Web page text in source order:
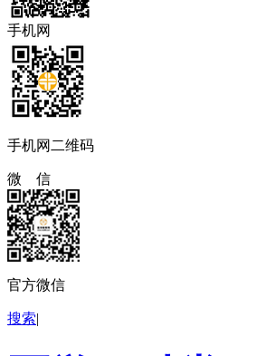
手机网
手机网二维码
微 信
官方微信
搜索|